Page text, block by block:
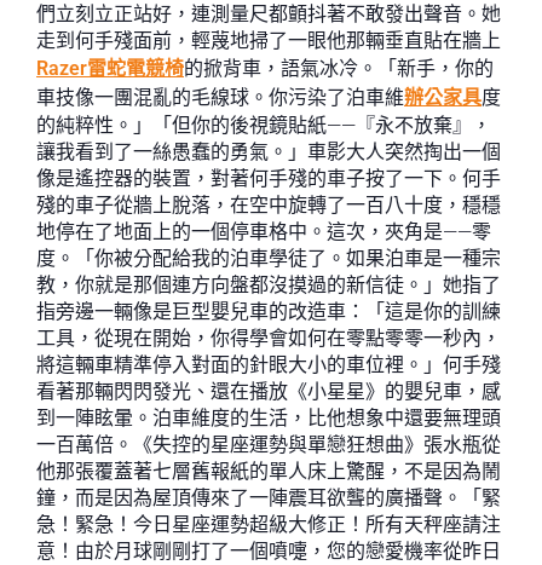
們立刻立正站好，連測量尺都顫抖著不敢發出聲音。她
走到何手殘面前，輕蔑地掃了一眼他那輛垂直貼在牆上
Razer雷蛇電競椅的掀背車，語氣冰冷。「新手，你的
車技像一團混亂的毛線球。你污染了泊車維辦公家具度
的純粹性。」「但你的後視鏡貼紙——『永不放棄』，
讓我看到了一絲愚蠢的勇氣。」車影大人突然掏出一個
像是遙控器的裝置，對著何手殘的車子按了一下。何手
殘的車子從牆上脫落，在空中旋轉了一百八十度，穩穩
地停在了地面上的一個停車格中。這次，夾角是——零
度。「你被分配給我的泊車學徒了。如果泊車是一種宗
教，你就是那個連方向盤都沒摸過的新信徒。」她指了
指旁邊一輛像是巨型嬰兒車的改造車：「這是你的訓練
工具，從現在開始，你得學會如何在零點零零一秒內，
將這輛車精準停入對面的針眼大小的車位裡。」何手殘
看著那輛閃閃發光、還在播放《小星星》的嬰兒車，感
到一陣眩暈。泊車維度的生活，比他想象中還要無理頭
一百萬倍。《失控的星座運勢與單戀狂想曲》張水瓶從
他那張覆蓋著七層舊報紙的單人床上驚醒，不是因為鬧
鐘，而是因為屋頂傳來了一陣震耳欲聾的廣播聲。「緊
急！緊急！今日星座運勢超級大修正！所有天秤座請注
意！由於月球剛剛打了一個噴嚏，您的戀愛機率從昨日